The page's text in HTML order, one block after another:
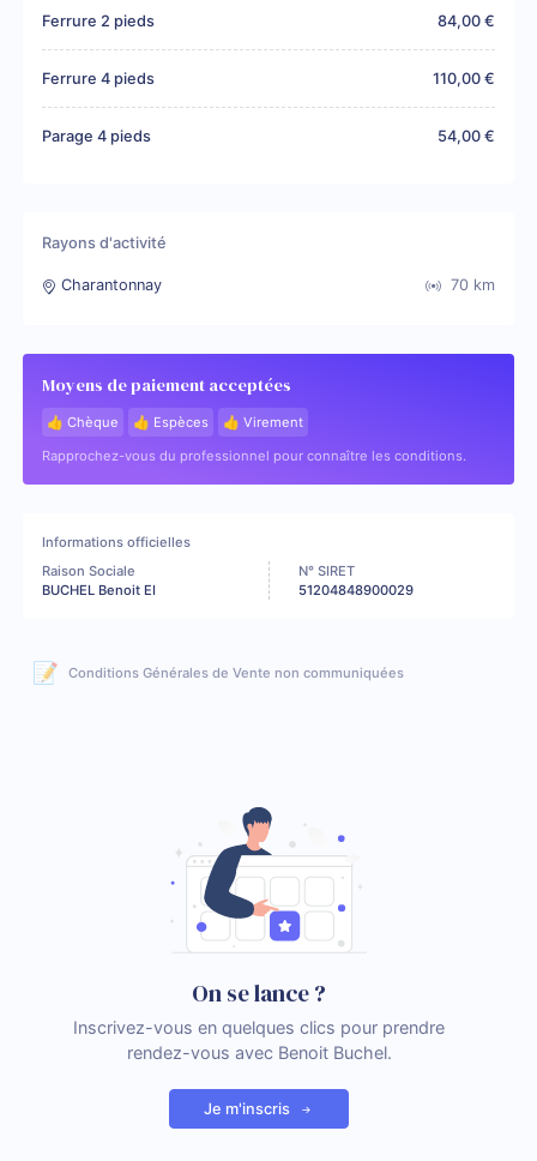
Ferrure 2 pieds 84,00 €
Ferrure 4 pieds 110,00 €
Parage 4 pieds 54,00 €
Rayons d'activité
Charantonnay 70 km
Moyens de paiement acceptées
👍 Chèque 👍 Espèces
👍 Virement
Rapprochez-vous du professionnel pour connaître les conditions.
Informations officielles
Raison Sociale
BUCHEL Benoit EI
N° SIRET
51204848900029
📝 Conditions Générales de Vente non communiquées
On se lance ?
Inscrivez-vous en quelques clics pour prendre
rendez-vous avec Benoit Buchel.
Je m'inscris